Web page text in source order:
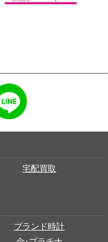
宅配買取
ブランド時計